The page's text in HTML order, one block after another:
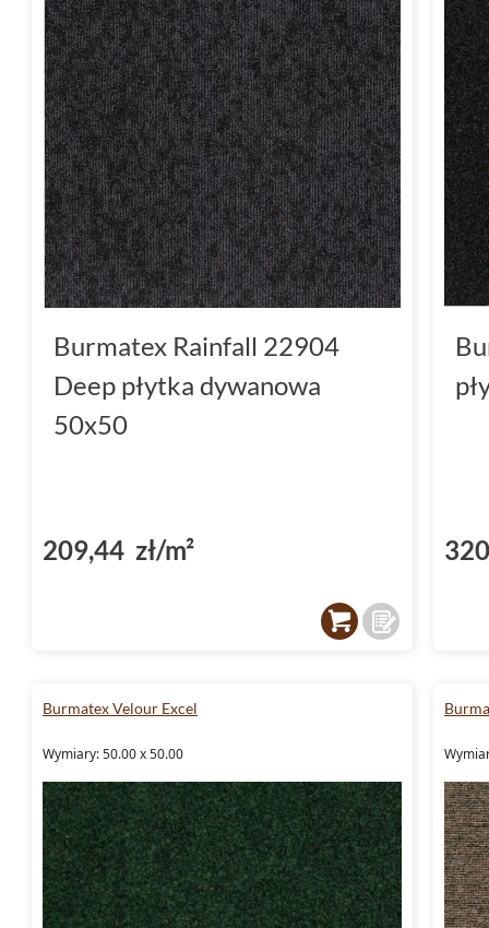
Burmatex Rainfall 22904
Deep płytka dywanowa
50x50
209,44 zł/m²
Burmatex Velour Excel
Wymiary: 50.00 x 50.00